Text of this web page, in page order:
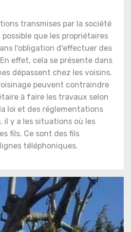
transmises par la société
que les propriétaires
l'obligation d'effectuer des
effet, cela se présente dans
dépassent chez les voisins.
peuvent contraindre
à faire les travaux selon
loi et des réglementations
il y a les situations où les
fils. Ce sont des fils
téléphoniques.